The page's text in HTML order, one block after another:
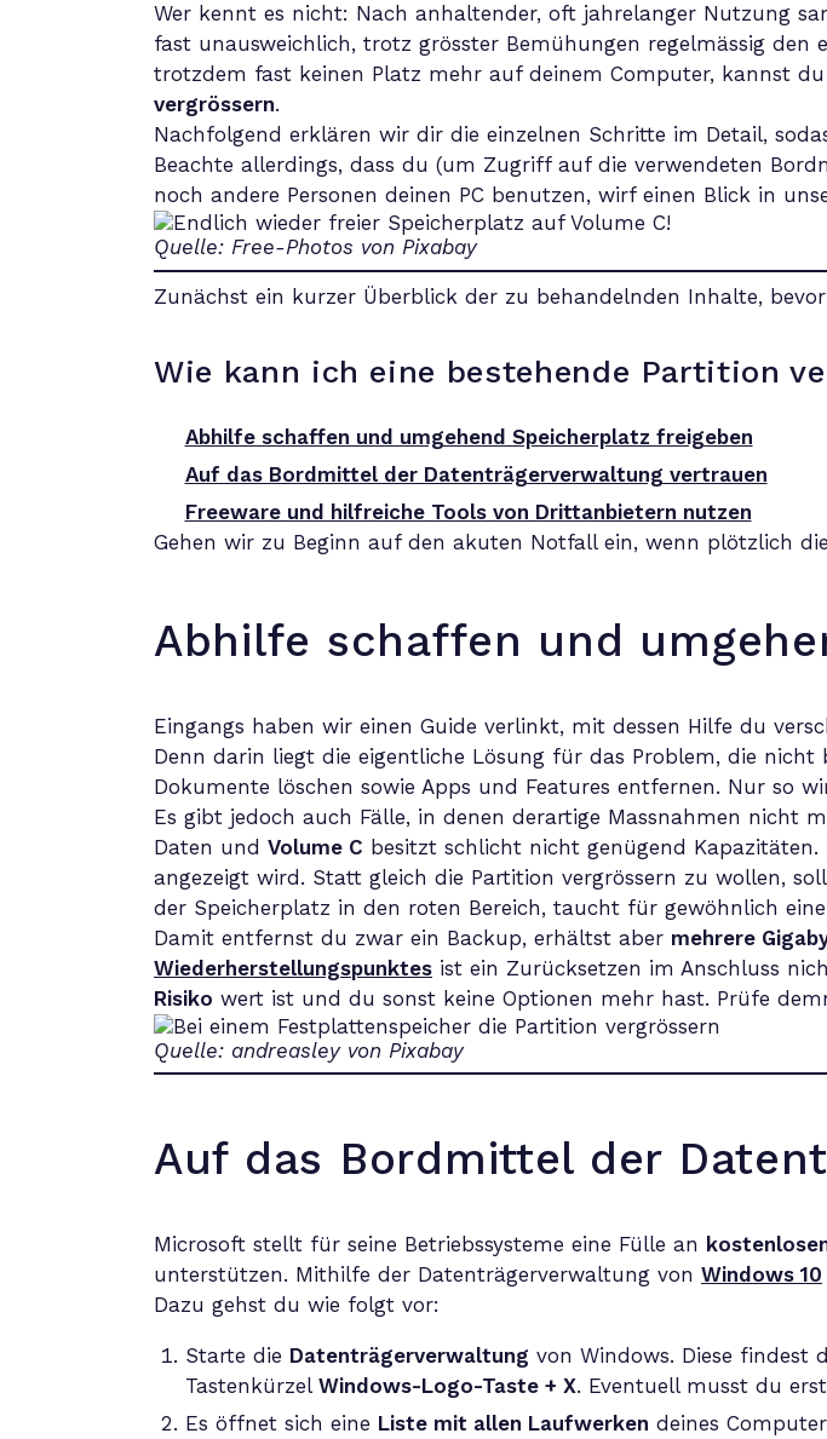
Wer kennt es nicht: Nach anhaltender, oft jahrelanger Nutzung
fast unausweichlich, trotz grösster Bemühungen regelmässig den
trotzdem fast keinen Platz mehr auf deinem Computer, kannst
vergrössern.
Nachfolgend erklären wir dir die einzelnen Schritte im Detail,
Beachte allerdings, dass du (um Zugriff auf die verwendeten
noch andere Personen deinen PC benutzen, wirf einen Blick in
Quelle: Free-Photos von Pixabay
Zunächst ein kurzer Überblick der zu behandelnden Inhalte,
Wie kann ich eine bestehende Partition
Abhilfe schaffen und umgehend Speicherplatz freigeben
Auf das Bordmittel der Datenträgerverwaltung vertrauen
Freeware und hilfreiche Tools von Drittanbietern nutzen
Gehen wir zu Beginn auf den akuten Notfall ein, wenn plötzlich
Abhilfe schaffen und
Eingangs haben wir einen Guide verlinkt, mit dessen Hilfe du
Denn darin liegt die eigentliche Lösung für das Problem, die nicht
Dokumente löschen sowie Apps und Features entfernen. Nur so
Es gibt jedoch auch Fälle, in denen derartige Massnahmen nicht
Daten und Volume C besitzt schlicht nicht genügend
angezeigt wird. Statt gleich die Partition vergrössern zu wollen,
der Speicherplatz in den roten Bereich, taucht für gewöhnlich
Damit entfernst du zwar ein Backup, erhältst aber mehrere
Wiederherstellungspunktes ist ein Zurücksetzen im Anschluss
Risiko wert ist und du sonst keine Optionen mehr hast. Prüfe
Quelle: andreasley von Pixabay
Auf das Bordmittel der
Microsoft stellt für seine Betriebssysteme eine Fülle an
unterstützen. Mithilfe der Datenträgerverwaltung von Windows 10
Dazu gehst du wie folgt vor:
Starte die Datenträgerverwaltung von Windows. Diese findest
Tastenkürzel Windows-Logo-Taste + X. Eventuell musst du
Es öffnet sich eine Liste mit allen Laufwerken deines